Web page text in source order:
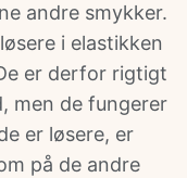
andre smykker.
i elastikken
er derfor rigtigt
men de fungerer
er løsere, er
på de andre